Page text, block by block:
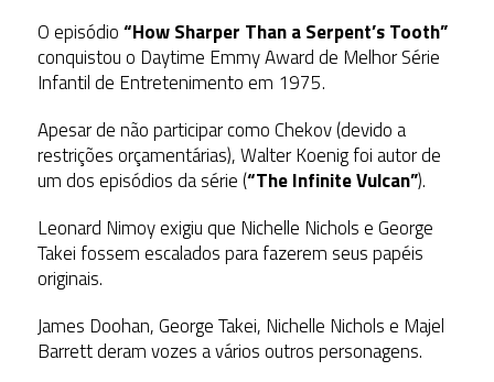
O episódio“How Sharper Than a Serpent’s Tooth”
conquistou o Daytime Emmy Award de Melhor Série
Infantil de Entretenimento em 1975.
Apesar de não participar como Chekov (devido a
restrições orçamentárias), Walter Koenig foi autor de
um dos episódios da série (“The Infinite Vulcan”).
Leonard Nimoy exigiu que Nichelle Nichols e George
Takei fossem escalados para fazerem seus papéis
originais.
James Doohan, George Takei, Nichelle Nichols e Majel
Barrett deram vozes a vários outros personagens.